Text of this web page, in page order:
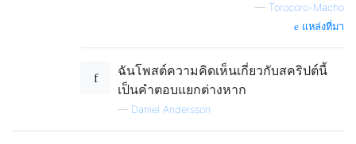
— Torocoro-Macho
แหล่งที่มา
ฉันโพสต์ความคิดเห็นเกี่ยวกับสคริปต์นี้
เป็นคำตอบแยกต่างหาก
— Daniel Andersson